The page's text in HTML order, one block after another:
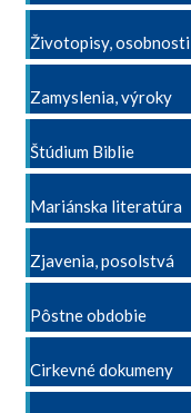
Životopisy, osobnosti
Zamyslenia, výroky
Štúdium Biblie
Mariánska literatúra
Zjavenia, posolstvá
Pôstne obdobie
Cirkevné dokumeny